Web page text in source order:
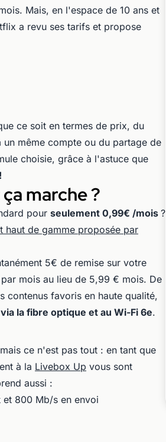
Mais, en l'espace de 10 ans et
a revu ses tarifs et propose
ce soit en termes de prix, du
même compte ou du partage de
choisie, grâce à l'astuce que
marche ?
pour seulement 0,99€ /mois ?
haut de gamme proposée par
5€ de remise sur votre
mois au lieu de 5,99 € mois. De
contenus favoris en haute qualité,
la fibre optique et au Wi-Fi 6e.
ce n'est pas tout : en tant que
à la Livebox Up vous sont
aussi :
800 Mb/s en envoi